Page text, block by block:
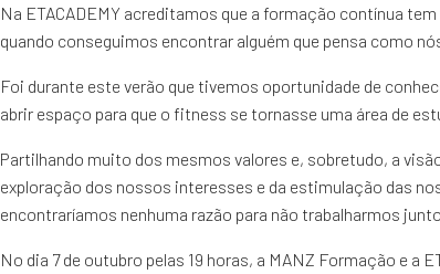
Na ETACADEMY acreditamos que a formação contínua
quando conseguimos encontrar alguém que pensa como
Foi durante este verão que tivemos oportunidade de
abrir espaço para que o fitness se tornasse uma área de
Partilhando muito dos mesmos valores e, sobretudo, a
exploração dos nossos interesses e da estimulação das
encontraríamos nenhuma razão para não trabalharmos
No dia 7 de outubro pelas 19 horas, a MANZ Formação e a